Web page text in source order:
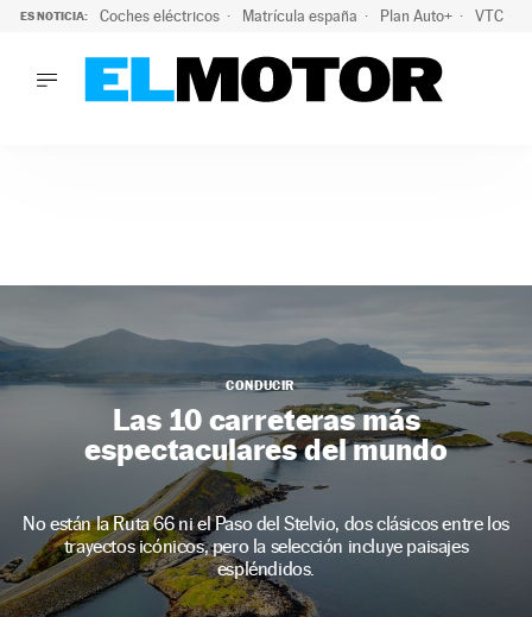
contenido
ES NOTICIA: Coches eléctricos Matrícula españa Plan Auto+ VTC
TECNOLOGÍA
SERVICIOS
NEWSLETTER
CONDUCIR
Las 10 carreteras más
espectaculares del mundo
No están la Ruta 66 ni el Paso del Stelvio, dos clásicos entre los
trayectos icónicos, pero la selección incluye paisajes
espléndidos.